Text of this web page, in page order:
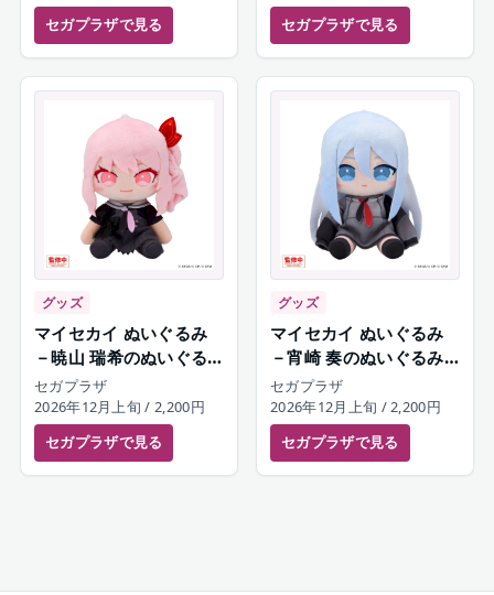
セガプラザで見る
セガプラザで見る
グッズ
マイセカイ ぬいぐるみ
－暁山 瑞希のぬいぐる
み－（S）
セガプラザ
2026年12月上旬 / 2,200円
セガプラザで見る
グッズ
マイセカイ ぬいぐるみ
－宵崎 奏のぬいぐるみ
－（S）
セガプラザ
2026年12月上旬 / 2,200円
セガプラザで見る